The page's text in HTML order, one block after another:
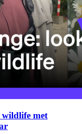
wildlife met